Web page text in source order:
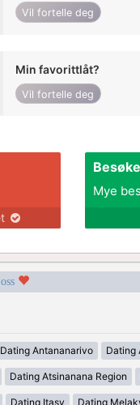
Vil fortelle deg
Min favorittlåt?
Vil fortelle deg
Mye
Dating Antananarivo Dating
Dating Atsinanana Region
Dating Itasy Dating